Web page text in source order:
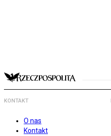
KONTAKT
O nas
Kontakt